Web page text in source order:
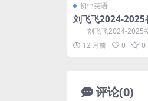
初中英语
刘飞飞2024-2025
语(上)秋季S班全国
网盘分享
刘飞飞2024-2025
(上)秋季S班，开课时
八年级英...
12 月前 0 0
评论(0)